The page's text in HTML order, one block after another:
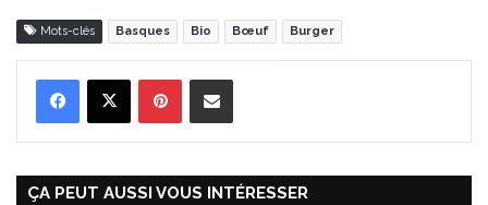
Mots-clés Basques Bio Bœuf Burger
ÇA PEUT AUSSI VOUS INTÉRESSER